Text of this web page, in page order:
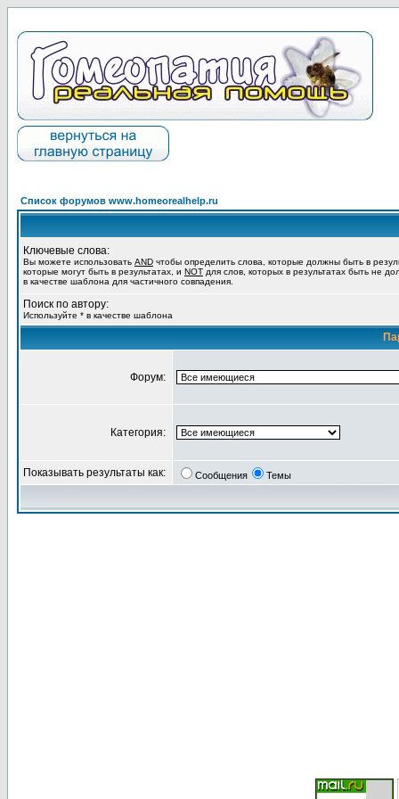
Список форумов www.homeorealhelp.ru
Ключевые слова:
Вы можете использовать AND чтобы определить слова, которые должны быть в
которые могут быть в результатах, и NOT для слов, которых в результатах быть не
в качестве шаблона для частичного совпадения.
Поиск по автору:
Используйте * в качестве шаблона
Форум:
Категория:
Показывать результаты как: Сообщения Темы